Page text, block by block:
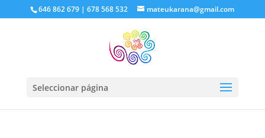
646 862 679 | 678 568 532 mateukarana@gmail.com
Seleccionar página